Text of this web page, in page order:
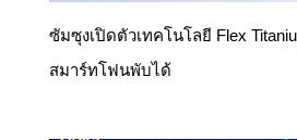
ซัมซุงเปิดตัวเทคโนโลยี Flex
สมาร์ทโฟนพับได้